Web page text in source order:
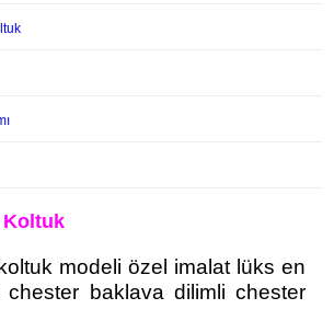
Koltuk
modeli özel imalat lüks en
baklava dilimli chester